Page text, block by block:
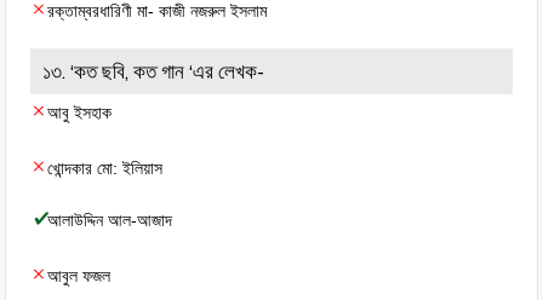
রক্তাম্বরধারিণী মা- কাজী নজরুল ইসলাম
১৩. ‘কত ছবি, কত গান ‘এর লেখক-
আবু ইসহাক
খোন্দকার মো: ইলিয়াস
আলাউদ্দিন আল-আজাদ
আবুল ফজল